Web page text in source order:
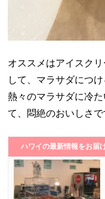
オススメはアイスク
して、マラサダにつけ
熱々のマラサダに冷
て、悶絶のおいしさで
ハワイの最新情報をお届